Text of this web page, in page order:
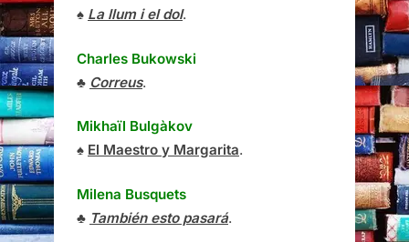
♠ La llum i el dol.
Charles Bukowski
♣ Correus.
Mikhaïl Bulgàkov
♠ El Maestro y Margarita.
Milena Busquets
♣ También esto pasará.